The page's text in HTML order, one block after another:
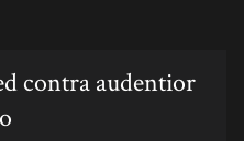
contra audentior